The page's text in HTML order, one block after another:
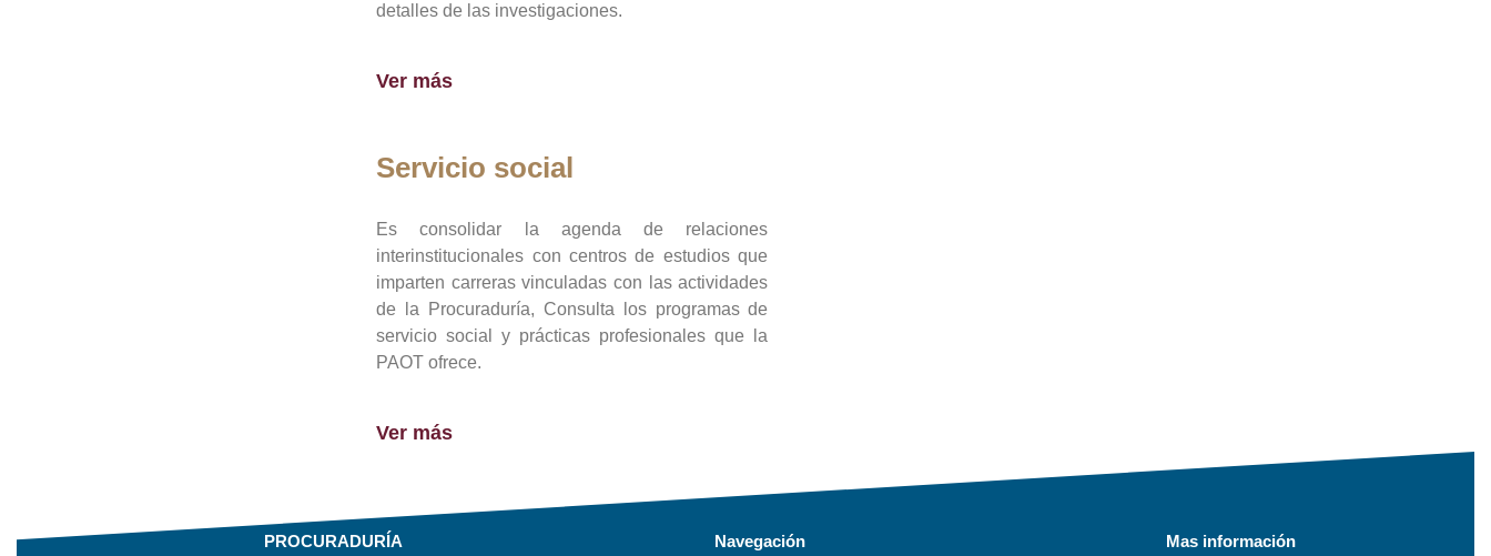
detalles de las investigaciones.
Ver más
Servicio social
Es consolidar la agenda de relaciones
interinstitucionales con centros de estudios que
imparten carreras vinculadas con las actividades
de la Procuraduría, Consulta los programas de
servicio social y prácticas profesionales que la
PAOT ofrece.
Ver más
PROCURADURÍA Navegación Mas información